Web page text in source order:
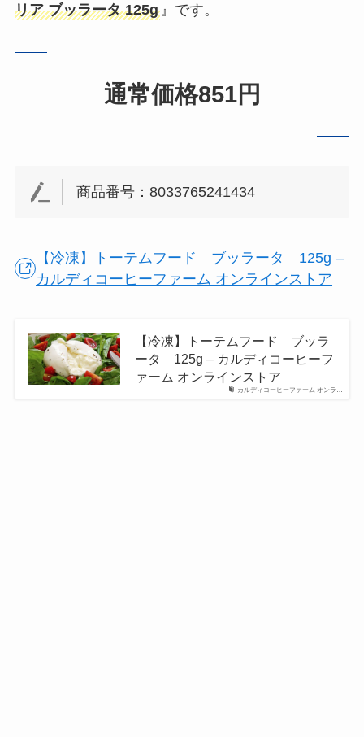
リア ブッラータ 125g』です。
通常価格851円
商品番号：8033765241434
【冷凍】トーテムフード ブッラータ 125g –
カルディコーヒーファーム オンラインストア
カルディコーヒーファーム オンラ…
【冷凍】トーテムフード ブッラ
ータ 125g – カルディコーヒーフ
ァーム オンラインストア